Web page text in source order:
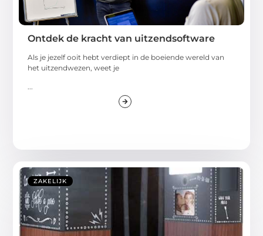
Ontdek de kracht van uitzendsoftware
Als je jezelf ooit hebt verdiept in de boeiende wereld van
het uitzendwezen, weet je
...
ZAKELIJK